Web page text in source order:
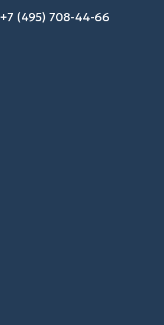
+7 (495) 708-44-66